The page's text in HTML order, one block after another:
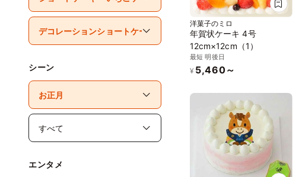
シーン
エンタメ
洋菓子のミロ
年賀状ケーキ 4号
12cm×12cm（1）
最短 明後日
¥ 5,460～